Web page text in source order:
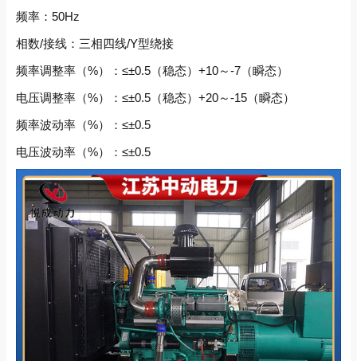
频率：50Hz
相数/接线：三相四线/Y型绕接
频率调整率（%）：≤±0.5（稳态）+10～-7（瞬态）
电压调整率（%）：≤±0.5（稳态）+20～-15（瞬态）
频率波动率（%）：≤±0.5
电压波动率（%）：≤±0.5